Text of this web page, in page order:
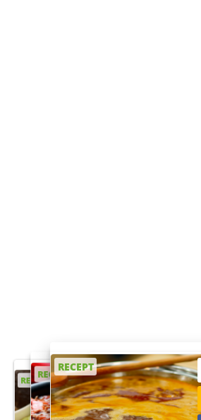
RECEPT
RECEPT
RECEPT
RECEPT
RECEPT